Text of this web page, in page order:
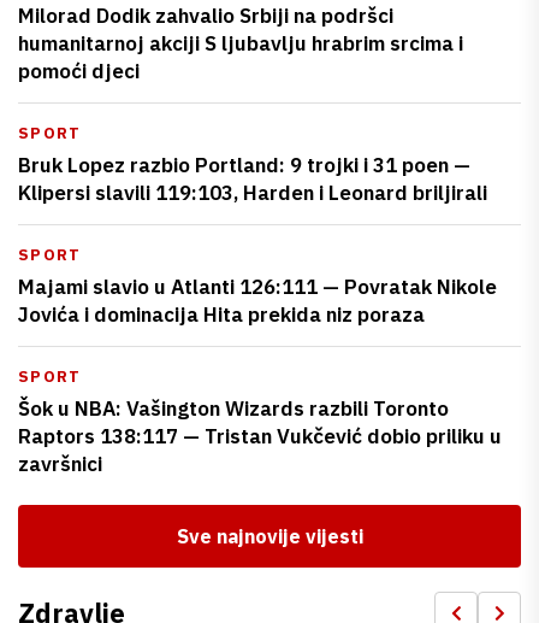
Milorad Dodik zahvalio Srbiji na podršci
humanitarnoj akciji S ljubavlju hrabrim srcima i
pomoći djeci
SPORT
Bruk Lopez razbio Portland: 9 trojki i 31 poen —
Klipersi slavili 119:103, Harden i Leonard briljirali
SPORT
Majami slavio u Atlanti 126:111 — Povratak Nikole
Jovića i dominacija Hita prekida niz poraza
SPORT
Šok u NBA: Vašington Wizards razbili Toronto
Raptors 138:117 — Tristan Vukčević dobio priliku u
završnici
Sve najnovije vijesti
Zdravlje